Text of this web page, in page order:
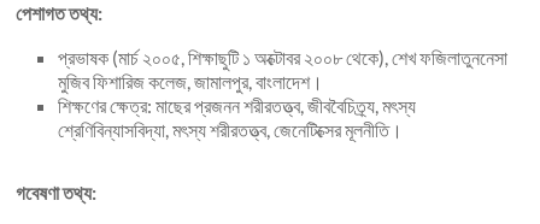
পেশাগত তথ্য:
প্রভাষক (মার্চ ২০০৫, শিক্ষাছুটি ১ অক্টোবর ২০০৮ থেকে), শেখ ফজিলাতুননেসা
মুজিব ফিশারিজ কলেজ, জামালপুর, বাংলাদেশ।
শিক্ষণের ক্ষেত্র: মাছের প্রজনন শরীরতত্ত্ব, জীববৈচিত্র্য, মৎস্য
শ্রেণিবিন্যাসবিদ্যা, মৎস্য শরীরতত্ত্ব, জেনেটিক্সের মূলনীতি।
গবেষণা তথ্য: